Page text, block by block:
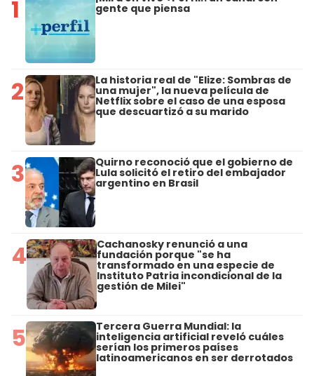
1 gente que piensa
2 La historia real de "Elize: Sombras de
una mujer", la nueva película de
Netflix sobre el caso de una esposa
que descuartizó a su marido
3 Quirno reconoció que el gobierno de
Lula solicitó el retiro del embajador
argentino en Brasil
4 Cachanosky renunció a una
fundación porque "se ha
transformado en una especie de
Instituto Patria incondicional de la
gestión de Milei"
5 Tercera Guerra Mundial: la
inteligencia artificial reveló cuáles
serían los primeros países
latinoamericanos en ser derrotados